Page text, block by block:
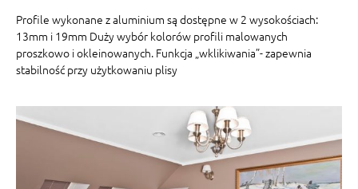
Profile wykonane z aluminium są dostępne w 2 wysokościach:
13mm i 19mm Duży wybór kolorów profili malowanych
proszkowo i okleinowanych. Funkcja „wklikiwania”- zapewnia
stabilność przy użytkowaniu plisy